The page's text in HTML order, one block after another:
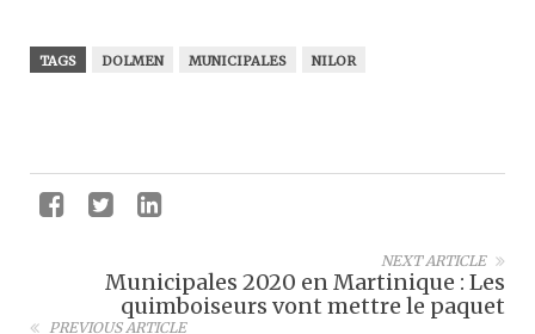
TAGS DOLMEN MUNICIPALES NILOR
NEXT ARTICLE
Municipales 2020 en Martinique : Les
quimboiseurs vont mettre le paquet
PREVIOUS ARTICLE